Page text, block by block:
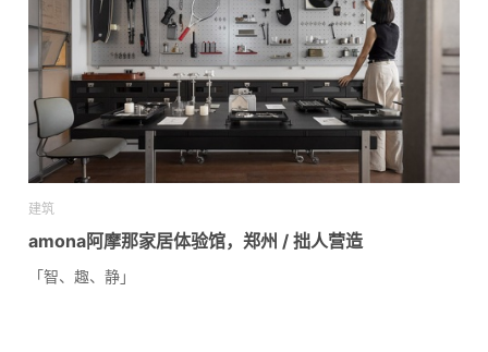
建筑
amona阿摩那家居体验馆，郑州 / 拙人营造
「智、趣、静」